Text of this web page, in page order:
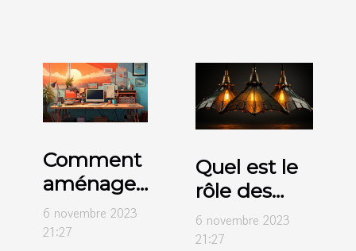
Comment
aménager
votre
espace de
6 novembre 2023
21:27
Quel est le
rôle des
lampes
pipistrelles ?
6 novembre 2023
21:27